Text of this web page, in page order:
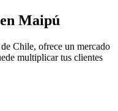
en Maipú
Chile, ofrece un mercado
multiplicar tus clientes